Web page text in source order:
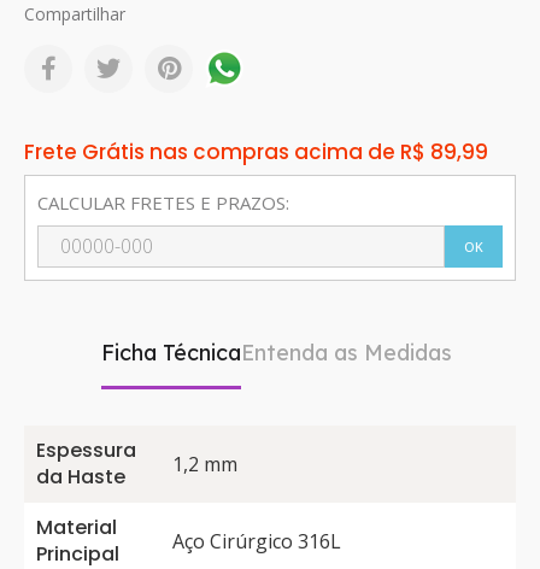
Compartilhar
Frete Grátis nas compras acima de R$ 89,99
CALCULAR FRETES E PRAZOS:
OK
Ficha TécnicaEntenda as Medidas
Espessura
da Haste
1,2 mm
Material
Principal
Aço Cirúrgico 316L